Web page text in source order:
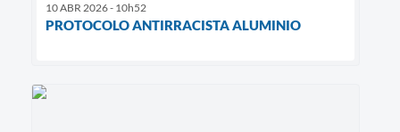
10 ABR 2026 - 10h52
PROTOCOLO ANTIRRACISTA ALUMINIO